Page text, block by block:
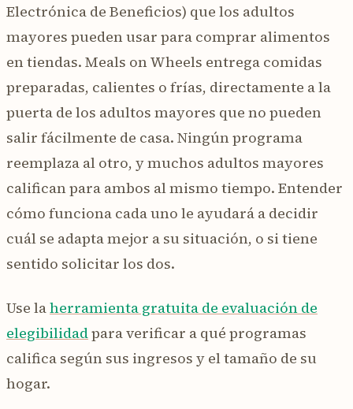
Electrónica de Beneficios) que los adultos
mayores pueden usar para comprar alimentos
en tiendas. Meals on Wheels entrega comidas
preparadas, calientes o frías, directamente a la
puerta de los adultos mayores que no pueden
salir fácilmente de casa. Ningún programa
reemplaza al otro, y muchos adultos mayores
califican para ambos al mismo tiempo. Entender
cómo funciona cada uno le ayudará a decidir
cuál se adapta mejor a su situación, o si tiene
sentido solicitar los dos.
Use laherramienta gratuita de evaluación de
elegibilidadpara verificar a qué programas
califica según sus ingresos y el tamaño de su
hogar.